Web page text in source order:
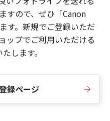
すので、ぜひ「Canon
す。新規でご登録いただ
ップでご利用いただける
します。
録ページ